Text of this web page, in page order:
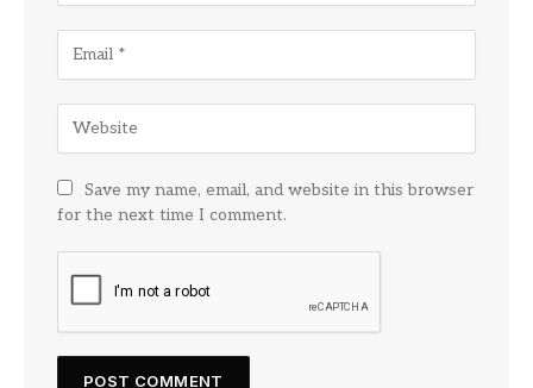
Save my name, email, and website in this browser
for the next time I comment.